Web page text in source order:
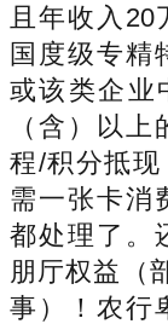
且年收入20
国度级专精
或该类企业
（含）以
程/积分抵现
需一张卡消
都处理了。
朋厅权益（
事）！农行